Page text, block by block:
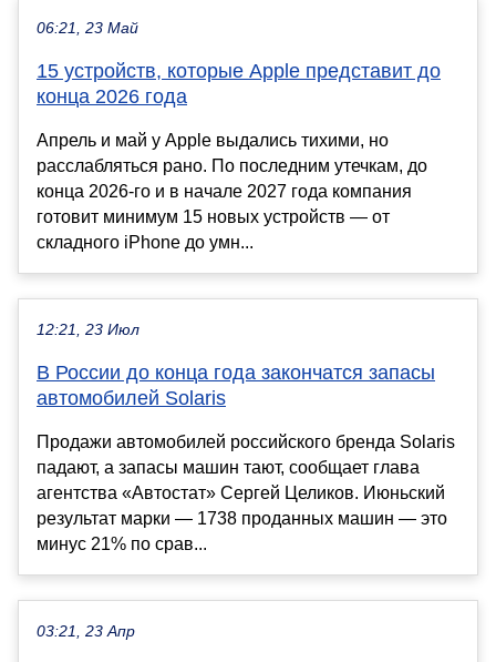
06:21, 23 Май
15 устройств, которые Apple представит до
конца 2026 года
Апрель и май у Apple выдались тихими, но
расслабляться рано. По последним утечкам, до
конца 2026-го и в начале 2027 года компания
готовит минимум 15 новых устройств — от
складного iPhone до умн...
12:21, 23 Июл
В России до конца года закончатся запасы
автомобилей Solaris
Продажи автомобилей российского бренда Solaris
падают, а запасы машин тают, сообщает глава
агентства «Автостат» Сергей Целиков. Июньский
результат марки — 1738 проданных машин — это
минус 21% по срав...
03:21, 23 Апр